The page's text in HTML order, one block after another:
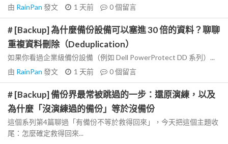
由 RainPan 發文 1 天前 0個留言
# [Backup] 為什麼備份設備可以塞進 30 倍的資料？聊聊
重複資料刪除（Deduplication）
如果你看過企業級備份設備（例如 Dell PowerProtect DD 系列）...
由 RainPan 發文 1 天前 0個留言
# [Backup] 備份界最常被跳過的一步：還原演練，以及
為什麼「沒演練過的備份」等於沒備份
這個系列第4篇聊過「有備份不等於救得回來」，今天把這個主題收
尾：怎麼確定救得回來...